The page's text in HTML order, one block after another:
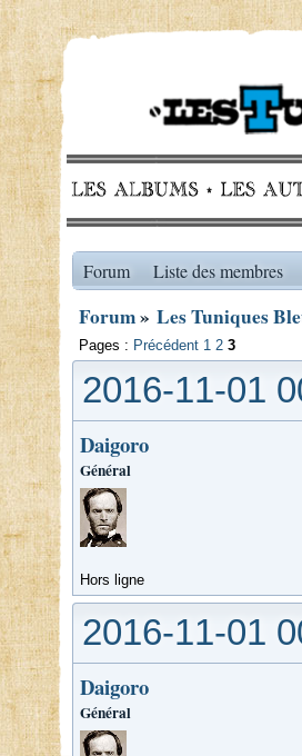
Forum Liste des membres
Forum» Les Tuniques
Pages : Précédent 1 2 3
2016-11-01
Daigoro
Général
Hors ligne
2016-11-01
Daigoro
Général